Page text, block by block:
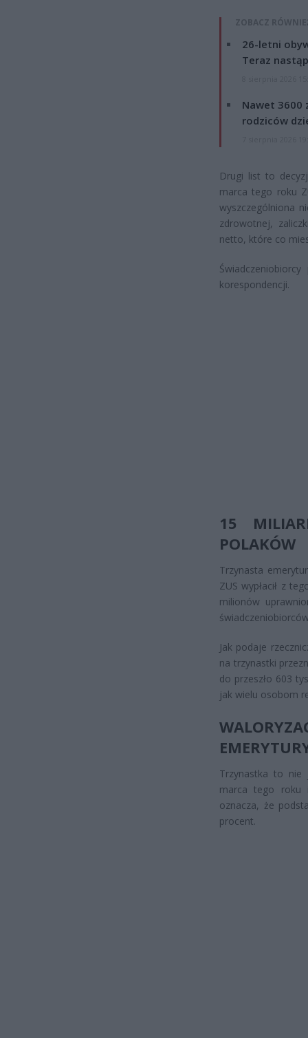
ZOBACZ
26-letni
Teraz
Nawet 3600
rodziców
Drugi list to
marca tego roku
wyszczególniona
zdrowotnej,
netto, które co
korespondencji.
15
POLAKÓW
Trzynasta
ZUS wypłacił z
milionów
Jak podaje
na trzynastki
do przeszło 603
jak wielu osobom
Trzynastka to nie
marca tego roku
oznacza, że
procent.